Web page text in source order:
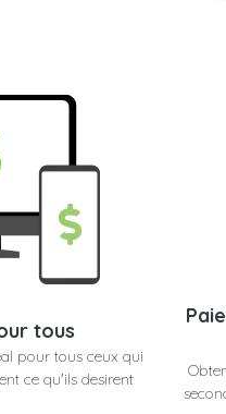
tous
pour tous ceux qui
ce qu'ils desirent